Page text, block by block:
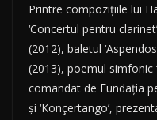
Printre compozițiile lui
‘Concertul pentru
(2012), baletul
(2013), poemul simfonic
comandat de Fundația
și ‘Konçertango’,